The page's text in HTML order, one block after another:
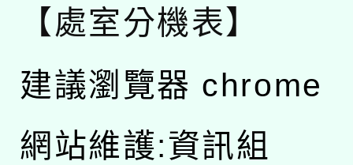
【處室分機表】
建議瀏覽器 chrome
網站維護:資訊組